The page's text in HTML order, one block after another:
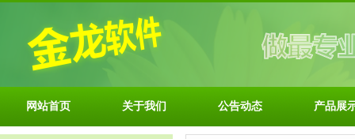
网站首页 关于我们 公告动态 产品展